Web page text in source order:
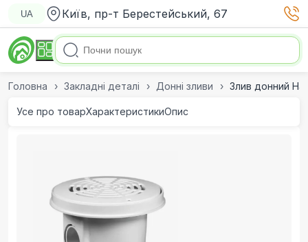
UA Київ, пр-т Берестейський, 67
Головна Закладні деталі Донні зливи Злив донний
Усе про товарХарактеристикиОпис